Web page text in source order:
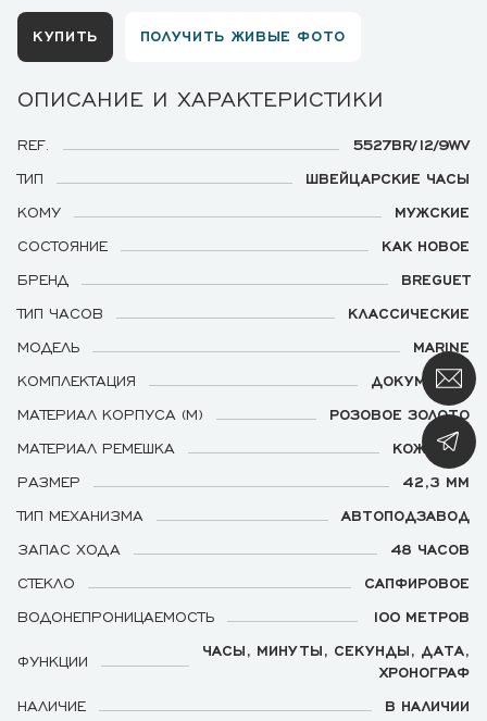
КУПИТЬ ПОЛУЧИТЬ ЖИВЫЕ ФОТО
ОПИСАНИЕ И ХАРАКТЕРИСТИКИ
REF.
5527BR/12/9WV
ТИП
ШВЕЙЦАРСКИЕ ЧАСЫ
КОМУ
МУЖСКИЕ
СОСТОЯНИЕ
КАК НОВОЕ
БРЕНД
BREGUET
ТИП ЧАСОВ
КЛАССИЧЕСКИЕ
МОДЕЛЬ
MARINE
КОМПЛЕКТАЦИЯ
ДОКУМЕНТЫ
МАТЕРИАЛ КОРПУСА (М)
РОЗОВОЕ ЗОЛОТО
МАТЕРИАЛ РЕМЕШКА
КОЖАНЫЙ
РАЗМЕР
42,3 ММ
ТИП МЕХАНИЗМА
АВТОПОДЗАВОД
ЗАПАС ХОДА
48 ЧАСОВ
СТЕКЛО
САПФИРОВОЕ
ВОДОНЕПРОНИЦАЕМОСТЬ
100 МЕТРОВ
ФУНКЦИИ
ЧАСЫ, МИНУТЫ, СЕКУНДЫ, ДАТА,
ХРОНОГРАФ
НАЛИЧИЕ
В НАЛИЧИИ